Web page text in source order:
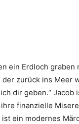
ein Erdloch
zurück ins
dir geben.“
finanzielle
ist ein modernes